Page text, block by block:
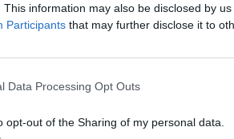
This information may also be disclosed by
Participants that may further disclose it to
Data Processing Opt Outs
opt-out of the Sharing of my personal data.
тревожи. В интервю за
. Мандзони е донякъде съгласен,
но вярва, че хората ще го
бензинови и хибридни
амбициите си за